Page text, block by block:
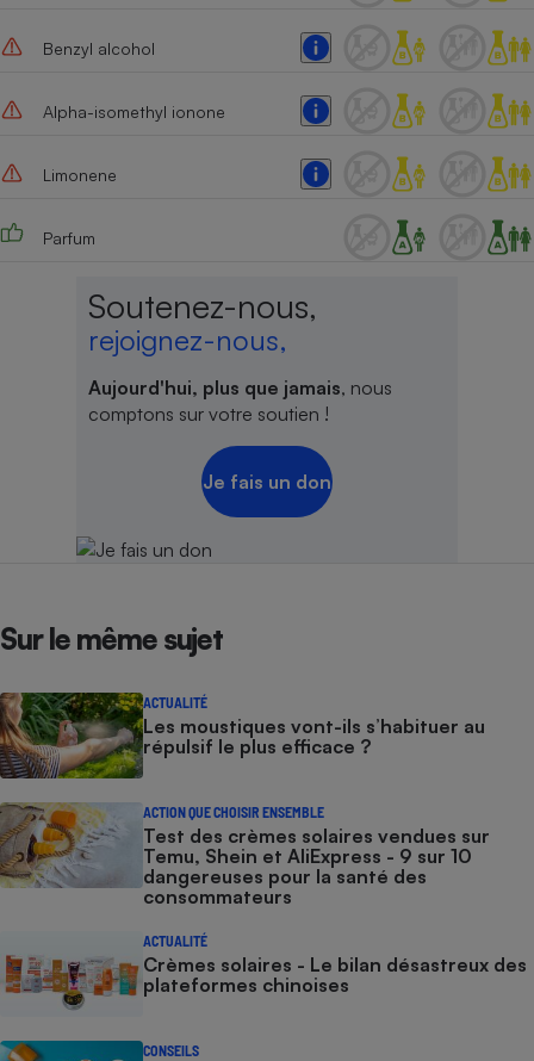
Benzyl alcohol
Alpha-isomethyl ionone
Limonene
Parfum
Soutenez-nous,
rejoignez-nous,
Aujourd'hui, plus que jamais, nous
comptons sur votre soutien !
Je fais un don
Sur le même sujet
ACTUALITÉ
Les moustiques vont-ils s’habituer au
répulsif le plus efficace ?
ACTION QUE CHOISIR ENSEMBLE
Test des crèmes solaires vendues sur
Temu, Shein et AliExpress - 9 sur 10
dangereuses pour la santé des
consommateurs
ACTUALITÉ
Crèmes solaires - Le bilan désastreux des
plateformes chinoises
CONSEILS